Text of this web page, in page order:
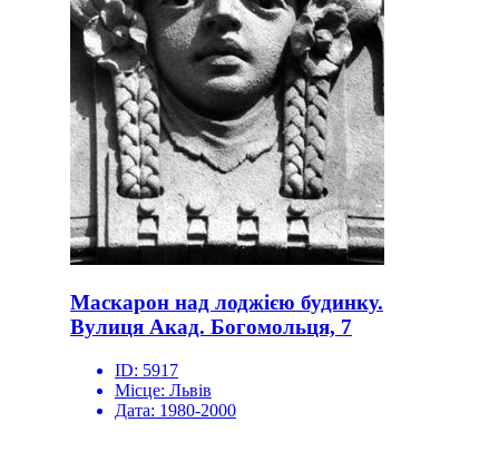
Маскарон над лоджією будинку.
Вулиця Акад. Богомольця, 7
ID: 5917
Місце: Львів
Дата: 1980-2000